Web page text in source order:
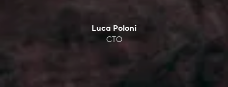
Luca Poloni
CTO